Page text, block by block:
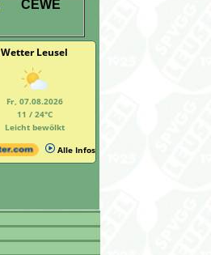
Wetter Leusel
Fr, 07.08.2026
11 / 24°C
Leicht bewölkt
Alle Infos